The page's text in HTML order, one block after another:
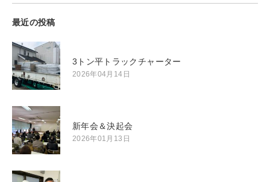
最近の投稿
3トン平トラックチャーター
2026年04月14日
新年会＆決起会
2026年01月13日